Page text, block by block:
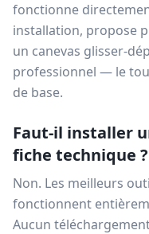
fonctionne
installation, propose
un canevas glisser-
professionnel — le
de base.
Faut-il installer
fiche technique ?
Non. Les meilleurs
fonctionnent
Aucun